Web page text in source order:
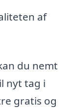
af
du nemt
nyt tag i
gratis og